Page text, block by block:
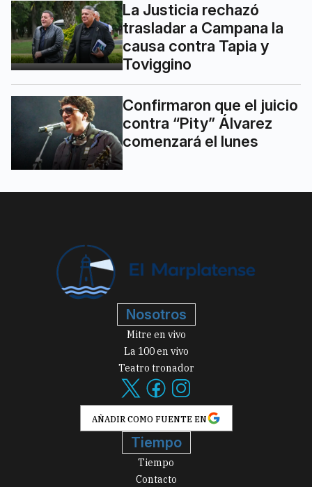
La Justicia rechazó
trasladar a Campana la
causa contra Tapia y
Toviggino
Confirmaron que el juicio
contra “Pity” Álvarez
comenzará el lunes
Nosotros
Mitre en vivo
La 100 en vivo
Teatro tronador
AÑADIR COMO FUENTE EN
Tiempo
Tiempo
Contacto